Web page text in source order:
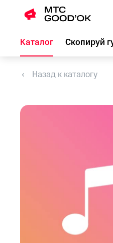
Каталог Скопируй
Назад к каталогу